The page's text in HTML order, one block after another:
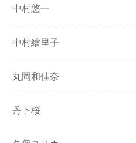
中村悠一
中村繪里子
丸岡和佳奈
丹下桜